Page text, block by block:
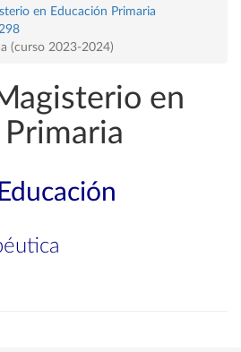
en Educación Primaria
(curso 2023-2024)
en
Primaria